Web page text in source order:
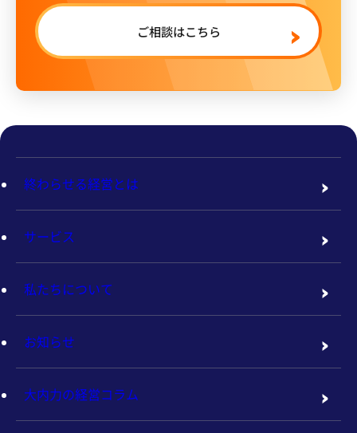
ご相談はこちら
終わらせる経営とは
サービス
私たちについて
お知らせ
大内力の経営コラム